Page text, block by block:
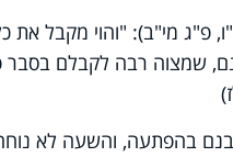
פ"ג מי"ב): "והוי מקבל את
שמצוה רבה לקבלם בסבר
בהפתעה, והשעה לא